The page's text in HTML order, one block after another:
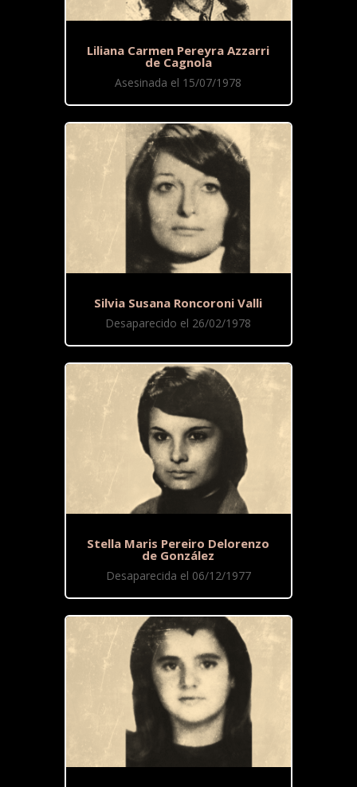
Liliana Carmen Pereyra Azzarri
de Cagnola
Asesinada el 15/07/1978
Silvia Susana Roncoroni Valli
Desaparecido el 26/02/1978
Stella Maris Pereiro Delorenzo
de González
Desaparecida el 06/12/1977